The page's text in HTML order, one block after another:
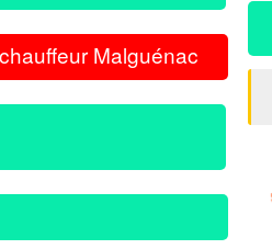
Malguénac